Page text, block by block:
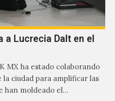
a Lucrecia Dalt en el
MX ha estado colaborando
ciudad para amplificar las
han moldeado el…